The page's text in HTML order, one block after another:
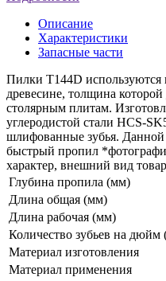
Описание
Характеристики
Запасные части
Пилки T144D используются
древесине, толщина
столярным плитам.
углеродистой стали HCS-
шлифованные зубья. Данной
быстрый пропил
характер, внешний вид
Глубина пропила (мм)
Длина общая (мм)
Длина рабочая (мм)
Количество зубьев на дюйм
Материал изготовления
Материал применения